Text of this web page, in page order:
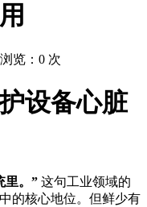
浏览： 0 次
设备心脏
里。” 这句工业领域的
的核心地位。但鲜少有